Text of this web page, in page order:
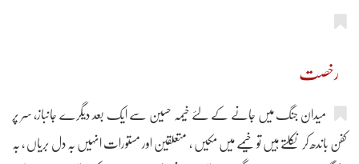
رخصت
میدان جنگ میں جانے کے لئے خیمہ حسین سے ایک بعد دیگرے جانباز، سر پر
کفن باندھ کر نکلتے ہیں تو خیمے میں مکیں ، متعلقین اور مستورات انہیں بہ دل بریاں ، بہ